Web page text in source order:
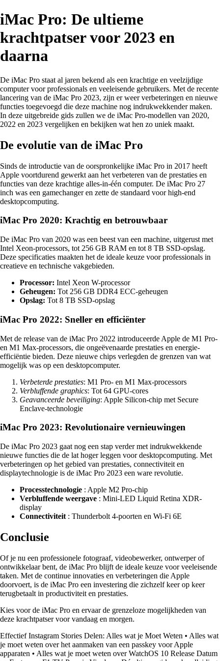
iMac Pro: De ultieme
krachtpatser voor 2023 en
daarna
De iMac Pro staat al jaren bekend als een krachtige en veelzijdige
computer voor professionals en veeleisende gebruikers. Met de recente
lancering van de iMac Pro 2023, zijn er weer verbeteringen en nieuwe
functies toegevoegd die deze machine nog indrukwekkender maken.
In deze uitgebreide gids zullen we de iMac Pro-modellen van 2020,
2022 en 2023 vergelijken en bekijken wat hen zo uniek maakt.
De evolutie van de iMac Pro
Sinds de introductie van de oorspronkelijke iMac Pro in 2017 heeft
Apple voortdurend gewerkt aan het verbeteren van de prestaties en
functies van deze krachtige alles-in-één computer. De iMac Pro 27
inch was een gamechanger en zette de standaard voor high-end
desktopcomputing.
iMac Pro 2020: Krachtig en betrouwbaar
De iMac Pro van 2020 was een beest van een machine, uitgerust met
Intel Xeon-processors, tot 256 GB RAM en tot 8 TB SSD-opslag.
Deze specificaties maakten het de ideale keuze voor professionals in
creatieve en technische vakgebieden.
Processor: Intel Xeon W-processor
Geheugen: Tot 256 GB DDR4 ECC-geheugen
Opslag: Tot 8 TB SSD-opslag
iMac Pro 2022: Sneller en efficiënter
Met de release van de iMac Pro 2022 introduceerde Apple de M1 Pro-
en M1 Max-processors, die ongeëvenaarde prestaties en energie-
efficiëntie bieden. Deze nieuwe chips verlegden de grenzen van wat
mogelijk was op een desktopcomputer.
Verbeterde prestaties: M1 Pro- en M1 Max-processors
Verbluffende graphics: Tot 64 GPU-cores
Geavanceerde beveiliging: Apple Silicon-chip met Secure
Enclave-technologie
iMac Pro 2023: Revolutionaire vernieuwingen
De iMac Pro 2023 gaat nog een stap verder met indrukwekkende
nieuwe functies die de lat hoger leggen voor desktopcomputing. Met
verbeteringen op het gebied van prestaties, connectiviteit en
displaytechnologie is de iMac Pro 2023 een ware revolutie.
Processtechnologie : Apple M2 Pro-chip
Verbluffende weergave : Mini-LED Liquid Retina XDR-
display
Connectiviteit : Thunderbolt 4-poorten en Wi-Fi 6E
Conclusie
Of je nu een professionele fotograaf, videobewerker, ontwerper of
ontwikkelaar bent, de iMac Pro blijft de ideale keuze voor veeleisende
taken. Met de continue innovaties en verbeteringen die Apple
doorvoert, is de iMac Pro een investering die zichzelf keer op keer
terugbetaalt in productiviteit en prestaties.
Kies voor de iMac Pro en ervaar de grenzeloze mogelijkheden van
deze krachtpatser voor vandaag en morgen.
Effectief Instagram Stories Delen: Alles wat je Moet Weten • Alles wat
je moet weten over het aanmaken van een passkey voor Apple
apparaten • Alles wat je moet weten over WatchOS 10 Release Datum